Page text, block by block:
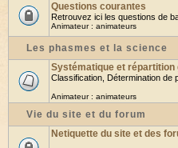
Questions courantes
Retrouvez ici les questions de
Animateur : animateurs
Les phasmes et la science
Systématique et répartition
Classification, Détermination de
Animateur : animateurs
Vie du site et du forum
Netiquette du site et des